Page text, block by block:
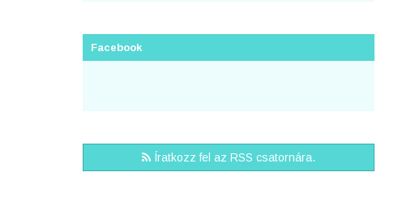
előtte. Át lehetne még írni a nevemre? Köszi <3
Sziasztok, én küldtem be most Taylor Swifttől a Great
War című számot, de véletlen nem voltam bejelentkezve.
A nevemre lehetne írni?
Facebook
Íratkozz fel az RSS csatornára.